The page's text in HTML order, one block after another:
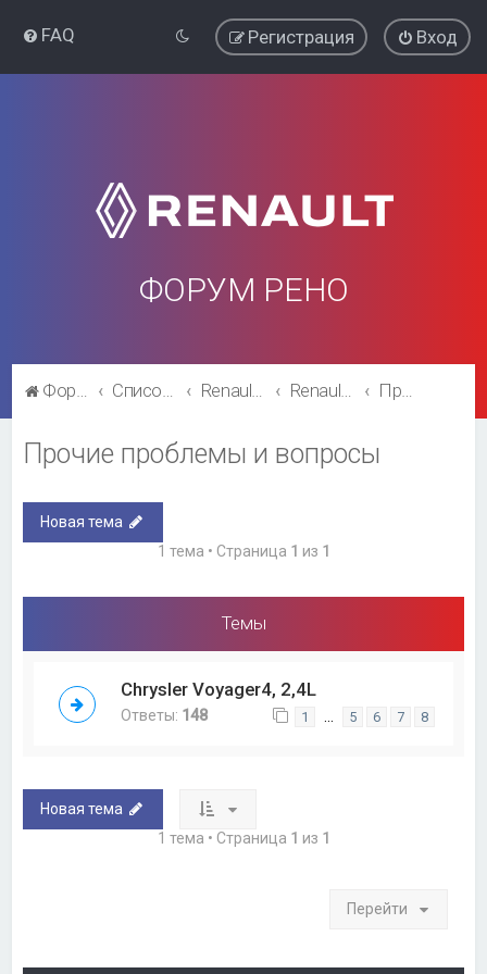
FAQ Вход
Регистрация
ФОРУМ РЕНО
Форум Рено Список форумов Renault Clio Renault Clio Прочие проблемы и вопросы
Прочие проблемы и вопросы
Новая тема
1 тема • Страница 1 из 1
Темы
Chrysler Voyager4, 2,4L
Ответы: 148 1 … 5 6 7 8
Новая тема
1 тема • Страница 1 из 1
Перейти